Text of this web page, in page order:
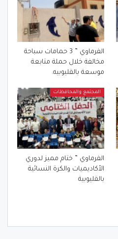
الفرماوي ” 3 حمامات سباحة
مخالفة خلال حملة متابعة
موسعة بالقليوبيه.
المجتمع والمحافظات
الفرماوي ” ختام مميز لدوري
الأكاديميات والكرة النسائية
بالقليوبية